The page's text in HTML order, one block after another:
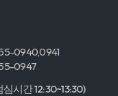
0940,0941
0947
시간 12:30~13:30)